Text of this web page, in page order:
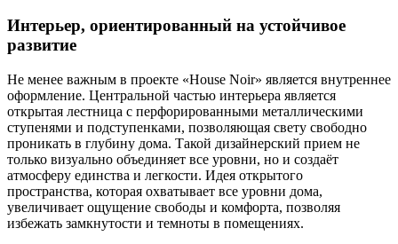
Интерьер, ориентированный на устойчивое
развитие
Не менее важным в проекте «House Noir» является внутреннее
оформление. Центральной частью интерьера является
открытая лестница с перфорированными металлическими
ступенями и подступенками, позволяющая свету свободно
проникать в глубину дома. Такой дизайнерский прием не
только визуально объединяет все уровни, но и создаёт
атмосферу единства и легкости. Идея открытого
пространства, которая охватывает все уровни дома,
увеличивает ощущение свободы и комфорта, позволяя
избежать замкнутости и темноты в помещениях.